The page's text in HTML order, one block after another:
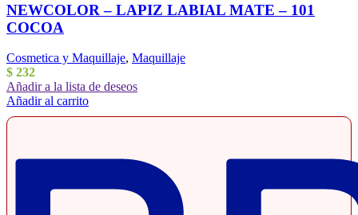
NEWCOLOR – LAPIZ LABIAL MATE – 101
COCOA
Cosmetica y Maquillaje, Maquillaje
$ 232
Añadir a la lista de deseos
Añadir al carrito